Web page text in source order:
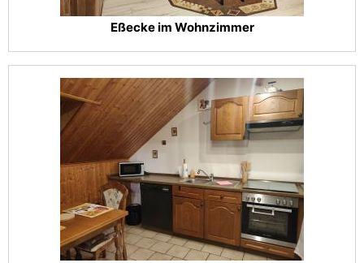
Eßecke im Wohnzimmer